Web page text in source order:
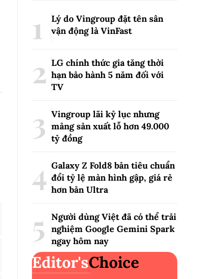
Lý do Vingroup đặt tên sân
vận động là VinFast
LG chính thức gia tăng thời
hạn bảo hành 5 năm đối với
TV
Vingroup lãi kỷ lục nhưng
mảng sản xuất lỗ hơn 49.000
tỷ đồng
Galaxy Z Fold8 bản tiêu chuẩn
đổi tỷ lệ màn hình gập, giá rẻ
hơn bản Ultra
Người dùng Việt đã có thể trải
nghiệm Google Gemini Spark
ngay hôm nay
Editor'sChoice